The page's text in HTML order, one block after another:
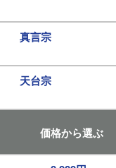
真言宗
天台宗
価格から選ぶ